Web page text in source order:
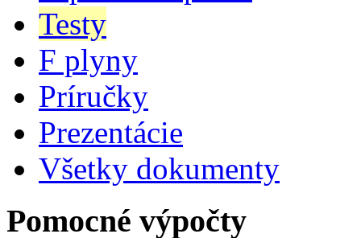
Testy
F plyny
Príručky
Prezentácie
Všetky dokumenty
Pomocné výpočty